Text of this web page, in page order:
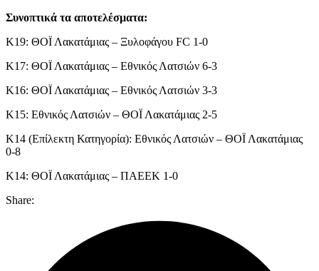
Συνοπτικά τα αποτελέσματα:
K19: ΘΟΪ Λακατάμιας – Ξυλοφάγου FC 1-0
Κ17: ΘΟΪ Λακατάμιας – Εθνικός Λατσιών 6-3
Κ16: ΘΟΪ Λακατάμιας – Εθνικός Λατσιών 3-3
Κ15: Εθνικός Λατσιών – ΘΟΪ Λακατάμιας 2-5
Κ14 (Επίλεκτη Κατηγορία): Εθνικός Λατσιών – ΘΟΪ Λακατάμιας
0-8
Κ14: ΘΟΪ Λακατάμιας – ΠΑΕΕΚ 1-0
Share: